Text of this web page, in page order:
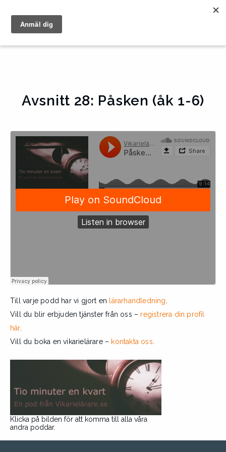
Avsnitt 28: Påsken (åk 1-6)
Till varje podd har vi gjort en lärarhandledning
Vill du blir erbjuden tjänster från oss – registrera din profil
här.
Vill du boka en vikarielärare – kontakta oss
Klicka på bilden för att komma till alla våra
andra poddar.